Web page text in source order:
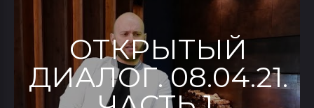
ОТКРЫТЫЙ
ДИАЛОГ. 08.04.21.